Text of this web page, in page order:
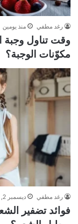
رغد مطفي منذ يومين
وقت تناول وجبة
مكوّنات الوجبة؟
رغد مطفي ديسمبر 2, 2023
فوائد تضفير